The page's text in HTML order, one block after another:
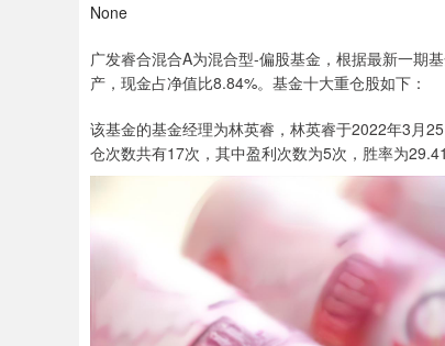
None
广发睿合混合A为混合型-偏股基金，根据最新一期
产，现金占净值比8.84%。基金十大重仓股如下：
该基金的基金经理为林英睿，林英睿于2022年3月
仓次数共有17次，其中盈利次数为5次，胜率为